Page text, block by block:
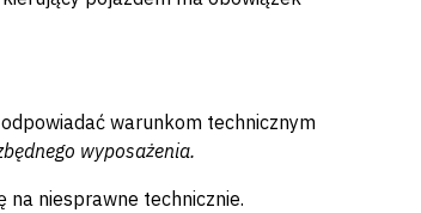
warunkom technicznym
wyposażenia.
niesprawne technicznie.